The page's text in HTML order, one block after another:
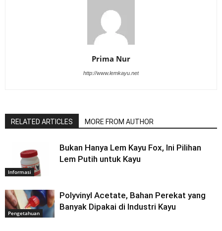
Prima Nur
http://www.lemkayu.net
RELATED ARTICLES MORE FROM AUTHOR
Informasi
Bukan Hanya Lem Kayu Fox, Ini Pilihan
Lem Putih untuk Kayu
Pengetahuan
Polyvinyl Acetate, Bahan Perekat yang
Banyak Dipakai di Industri Kayu